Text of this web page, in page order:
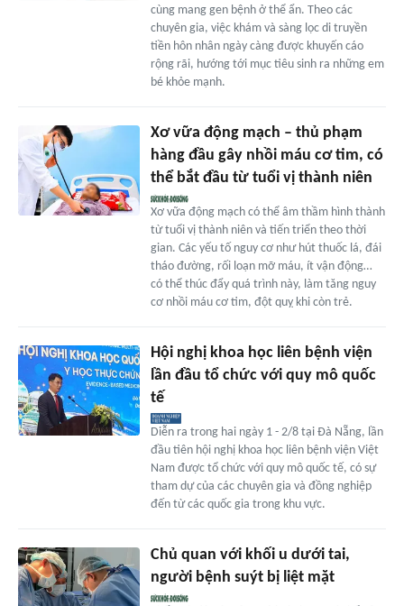
cùng mang gen bệnh ở thể ẩn. Theo các
chuyên gia, việc khám và sàng lọc di truyền
tiền hôn nhân ngày càng được khuyến cáo
rộng rãi, hướng tới mục tiêu sinh ra những em
bé khỏe mạnh.
Xơ vữa động mạch – thủ phạm
hàng đầu gây nhồi máu cơ tim, có
thể bắt đầu từ tuổi vị thành niên
Xơ vữa động mạch có thể âm thầm hình thành
từ tuổi vị thành niên và tiến triển theo thời
gian. Các yếu tố nguy cơ như hút thuốc lá, đái
tháo đường, rối loạn mỡ máu, ít vận động…
có thể thúc đẩy quá trình này, làm tăng nguy
cơ nhồi máu cơ tim, đột quỵ khi còn trẻ.
Hội nghị khoa học liên bệnh viện
lần đầu tổ chức với quy mô quốc
tế
Diễn ra trong hai ngày 1 - 2/8 tại Đà Nẵng, lần
đầu tiên hội nghị khoa học liên bệnh viện Việt
Nam được tổ chức với quy mô quốc tế, có sự
tham dự của các chuyên gia và đồng nghiệp
đến từ các quốc gia trong khu vực.
Chủ quan với khối u dưới tai,
người bệnh suýt bị liệt mặt